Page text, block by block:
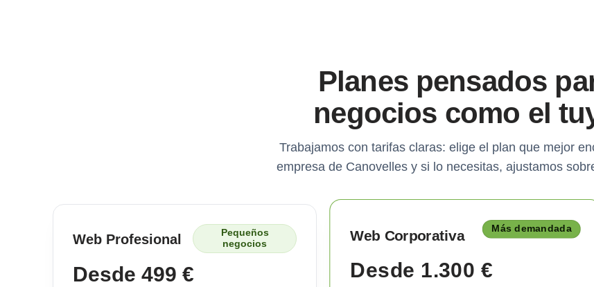
Planes pensados
negocios como el
Trabajamos con tarifas claras: elige el plan que mejor
empresa de Canovelles y si lo necesitas, ajustamos
Web Profesional
Pequeños
negocios
Desde 499 €
Web Corporativa Más demandada
Desde 1.300 €